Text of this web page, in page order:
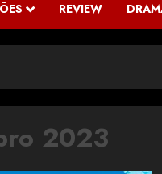
REVIEW
2023